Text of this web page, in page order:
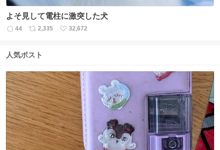
よそ見して電柱に激突した犬
返
数
44
リ
ス
数
2,335
い
32,672
人気ポスト